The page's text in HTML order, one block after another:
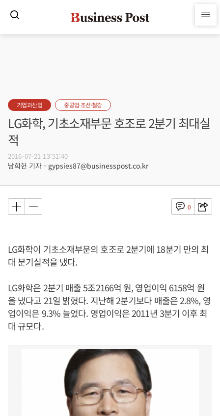
기업과산업 중공업·조선·철강
LG화학, 기초소재부문 호조로 2분기 최대실
적
2016-07-21 13:51:40
남희헌 기자 - gypsies87@businesspost.co.kr
0
LG화학이 기초소재부문의 호조로 2분기에 18분기 만의 최
대 분기실적을 냈다.
LG화학은 2분기 매출 5조2166억 원, 영업이익 6158억 원
을 냈다고 21일 밝혔다. 지난해 2분기보다 매출은 2.8%, 영
업이익은 9.3% 늘었다. 영업이익은 2011년 3분기 이후 최
대 규모다.